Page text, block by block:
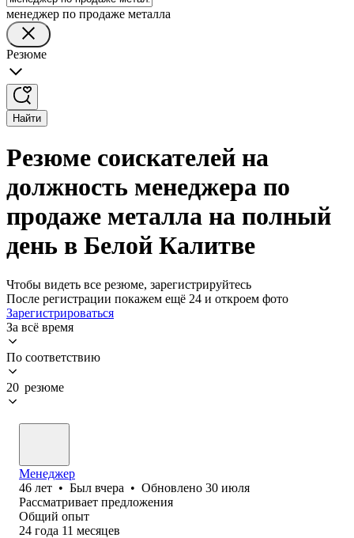
менеджер по продаже металла
Резюме
Найти
Резюме соискателей на
должность менеджера по
продаже металла на полный
день в Белой Калитве
Чтобы видеть все резюме, зарегистрируйтесь
После регистрации покажем ещё 24 и откроем фото
Зарегистрироваться
За всё время
По соответствию
20 резюме
Менеджер
46 лет • Был вчера • Обновлено 30 июля
Рассматривает предложения
Общий опыт
24 года 11 месяцев